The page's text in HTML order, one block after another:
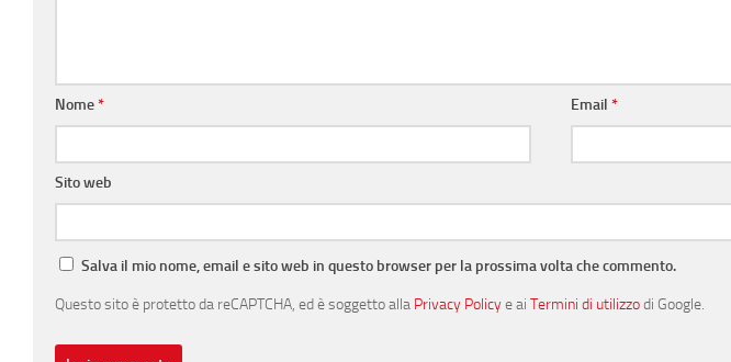
Nome* Email*
Sito web
Salva il mio nome, email e sito web in questo browser per la prossima volta che commento.
Questo sito è protetto da reCAPTCHA, ed è soggetto alla Privacy Policye ai Termini di utilizzodi Google.